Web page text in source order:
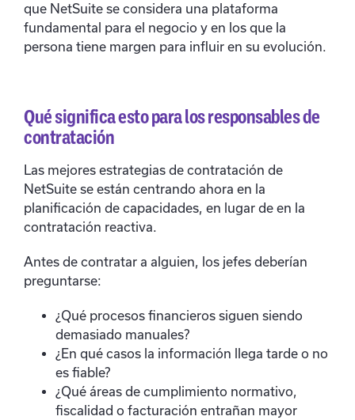
que NetSuite se considera una plataforma
fundamental para el negocio y en los que la
persona tiene margen para influir en su evolución.
Qué significa esto para los responsables de
contratación
Las mejores estrategias de contratación de
NetSuite se están centrando ahora en la
planificación de capacidades, en lugar de en la
contratación reactiva.
Antes de contratar a alguien, los jefes deberían
preguntarse:
¿Qué procesos financieros siguen siendo
demasiado manuales?
¿En qué casos la información llega tarde o no
es fiable?
¿Qué áreas de cumplimiento normativo,
fiscalidad o facturación entrañan mayor